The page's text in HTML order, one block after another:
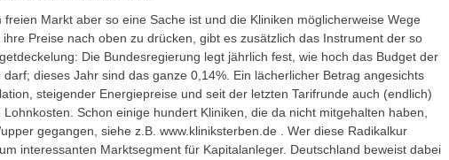
freien Markt aber so eine Sache ist und die Kliniken möglicherweise Wege
Preise nach oben zu drücken, gibt es zusätzlich das Instrument der so
Die Bundesregierung legt jährlich fest, wie hoch das Budget der
darf; dieses Jahr sind das ganze 0,14%. Ein lächerlicher Betrag angesichts
steigender Energiepreise und seit der letzten Tarifrunde auch (endlich)
Schon einige hundert Kliniken, die da nicht mitgehalten haben,
gegangen, siehe z.B. www.kliniksterben.de . Wer diese Radikalkur
interessanten Marktsegment für Kapitalanleger. Deutschland beweist dabei